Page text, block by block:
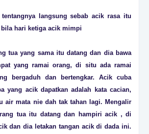
langsung sebab acik rasa itu
hari ketiga acik mimpi
tua yang sama itu datang dan dia bawa
yang ramai orang, di situ ada ramai
bergaduh dan bertengkar. Acik cuba
yang acik dapatkan adalah kata cacian,
air mata nie dah tak tahan lagi. Mengalir
tua itu datang dan hampiri acik , di
dan dia letakan tangan acik di dada ini.